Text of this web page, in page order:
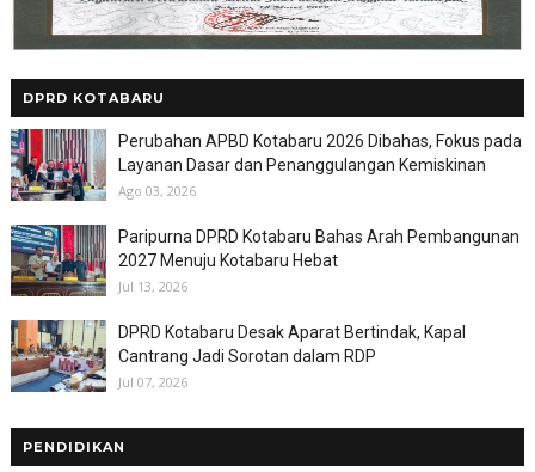
DPRD KOTABARU
Perubahan APBD Kotabaru 2026 Dibahas, Fokus pada
Layanan Dasar dan Penanggulangan Kemiskinan
Ago 03, 2026
Paripurna DPRD Kotabaru Bahas Arah Pembangunan
2027 Menuju Kotabaru Hebat
Jul 13, 2026
DPRD Kotabaru Desak Aparat Bertindak, Kapal
Cantrang Jadi Sorotan dalam RDP
Jul 07, 2026
PENDIDIKAN